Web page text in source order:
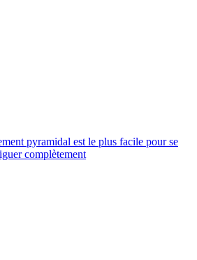
pyramidal est le plus facile pour se
complètement